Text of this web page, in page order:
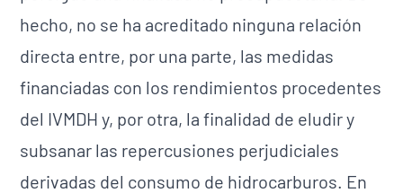
hecho, no se ha acreditado ninguna relación
directa entre, por una parte, las medidas
financiadas con los rendimientos procedentes
del IVMDH y, por otra, la finalidad de eludir y
subsanar las repercusiones perjudiciales
derivadas del consumo de hidrocarburos. En